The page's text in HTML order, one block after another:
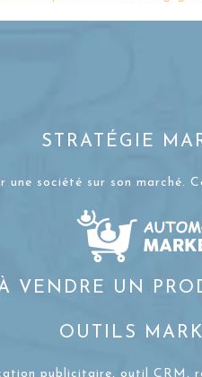
STRATÉGIE
société sur son marché.
VENDRE UN
OUTILS
publicitaire, outil